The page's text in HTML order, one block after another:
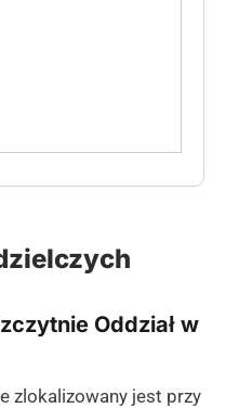
Oddział w
zlokalizowany jest przy